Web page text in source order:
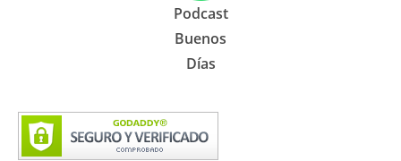
Podcast
Buenos
Días